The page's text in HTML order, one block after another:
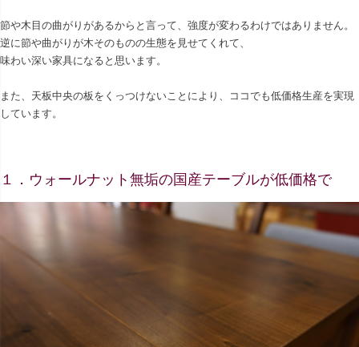
節や木目の曲がりがあるからと言って、強度が変わるわけではありません。
逆に節や曲がりが木そのものの生態を見せてくれて、
味わい深い家具になると思います。
また、天板中央の板をくっつけないことにより、ココでも低価格生産を実現
しています。
１．ウォールナット無垢の国産テーブルが低価格で